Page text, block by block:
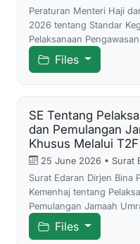
Peraturan Menteri Haji
2026 tentang Standar
Pelaksanaan
Files
SE Tentang
dan Pemulangan
Khusus Melalui
25 June 2026 • Surat
Surat Edaran Dirjen Bina
Kemenhaj tentang
Pemulangan Jamaah
Files